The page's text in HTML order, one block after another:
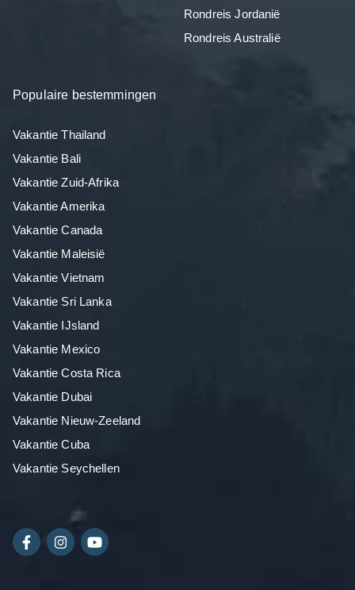
Rondreis Jordanië
Rondreis Australië
Populaire bestemmingen
Vakantie Thailand
Vakantie Bali
Vakantie Zuid-Afrika
Vakantie Amerika
Vakantie Canada
Vakantie Maleisië
Vakantie Vietnam
Vakantie Sri Lanka
Vakantie IJsland
Vakantie Mexico
Vakantie Costa Rica
Vakantie Dubai
Vakantie Nieuw-Zeeland
Vakantie Cuba
Vakantie Seychellen